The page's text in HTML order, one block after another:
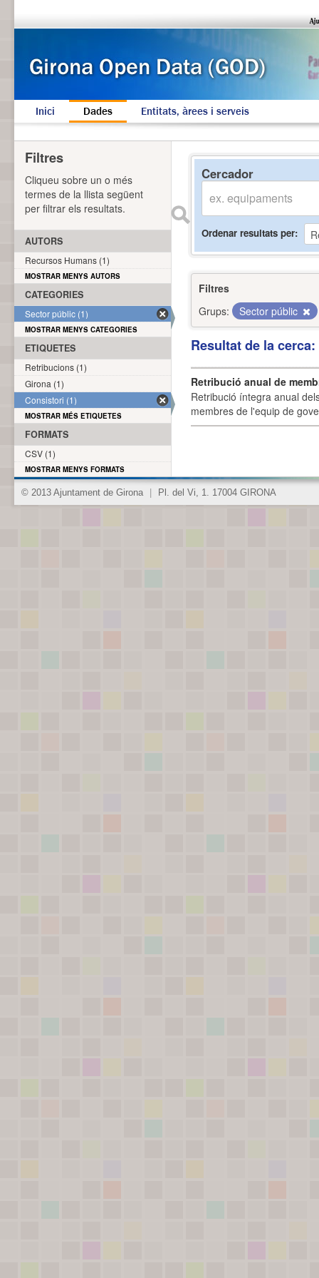
Inici Dades Entitats, àrees i serveis
Cercador
Ordenar resultats per
Filtres
Grups:
Sector públic
Resultat de la
Retribució anual de
Retribució íntegra anual
membres de l'equip de
Filtres
Cliqueu sobre un o més
termes de la llista següent
per filtrar els resultats.
AUTORS
Recursos Humans (1)
MOSTRAR MENYS AUTORS
CATEGORIES
Sector públic (1)
MOSTRAR MENYS CATEGORIES
ETIQUETES
Retribucions (1)
Girona (1)
Consistori (1)
MOSTRAR MÉS ETIQUETES
FORMATS
CSV (1)
MOSTRAR MENYS FORMATS
© 2013 Ajuntament de Girona Pl. del Vi, 1. 17004 GIRONA